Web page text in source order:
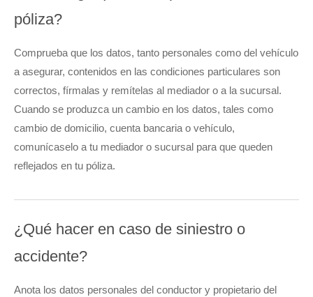
póliza?
Comprueba que los datos, tanto personales como del vehículo
a asegurar, contenidos en las condiciones particulares son
correctos, fírmalas y remítelas al mediador o a la sucursal.
Cuando se produzca un cambio en los datos, tales como
cambio de domicilio, cuenta bancaria o vehículo,
comunícaselo a tu mediador o sucursal para que queden
reflejados en tu póliza.
¿Qué hacer en caso de siniestro o
accidente?
Anota los datos personales del conductor y propietario del